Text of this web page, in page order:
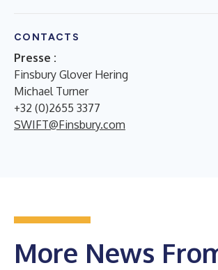
CONTACTS
Presse :
Finsbury Glover Hering
Michael Turner
+32 (0)2655 3377
SWIFT@Finsbury.com
More News